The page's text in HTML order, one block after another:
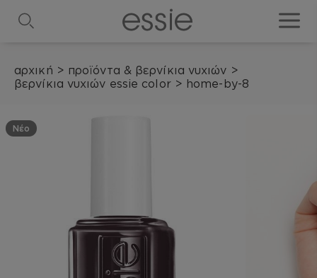
αρχική > προϊόντα & βερνίκια νυχιών >
βερνίκια νυχιών essie color > home-by-8
Νέο